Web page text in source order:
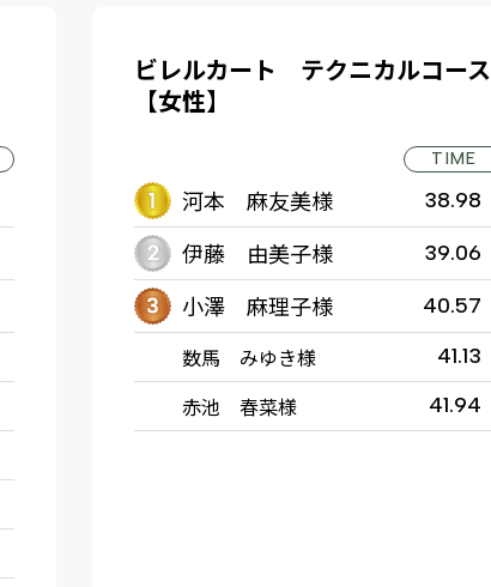
ビレルカート テクニカルコース
【女性】
TIME
河本 麻友美様 38.98
伊藤 由美子様 39.06
小澤 麻理子様 40.57
数馬 みゆき様 41.13
赤池 春菜様 41.94